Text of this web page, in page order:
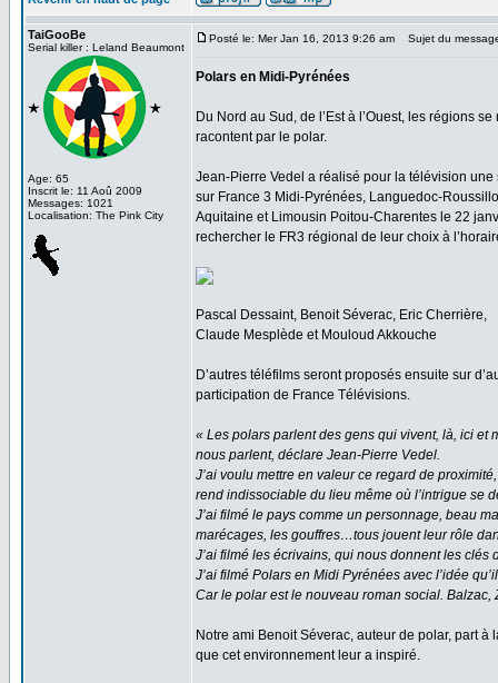
TaiGooBe
Serial killer : Leland Beaumont
Age: 65
Inscrit le: 11 Aoû 2009
Messages: 1021
Localisation: The Pink City
Posté le: Mer Jan 16, 2013 9:26 am Sujet du
Polars en Midi-Pyrénées
Du Nord au Sud, de l’Est à l’Ouest, les régions
racontent par le polar.
Jean-Pierre Vedel a réalisé pour la télévision
sur France 3 Midi-Pyrénées, Languedoc-
Aquitaine et Limousin Poitou-Charentes le 22
rechercher le FR3 régional de leur choix à
Pascal Dessaint, Benoit Séverac, Eric Cherrière,
Claude Mesplède et Mouloud Akkouche
D’autres téléfilms seront proposés ensuite sur
participation de France Télévisions.
« Les polars parlent des gens qui vivent, là, ici et
nous parlent, déclare Jean-Pierre Vedel.
J’ai voulu mettre en valeur ce regard de
rend indissociable du lieu même où l’intrigue se
J’ai filmé le pays comme un personnage, beau
marécages, les gouffres…tous jouent leur rôle
J’ai filmé les écrivains, qui nous donnent les clés
J’ai filmé Polars en Midi Pyrénées avec l’idée
Car le polar est le nouveau roman social.
Notre ami Benoit Séverac, auteur de polar, part
que cet environnement leur a inspiré.